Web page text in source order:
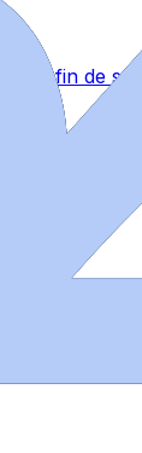
el fin de
en